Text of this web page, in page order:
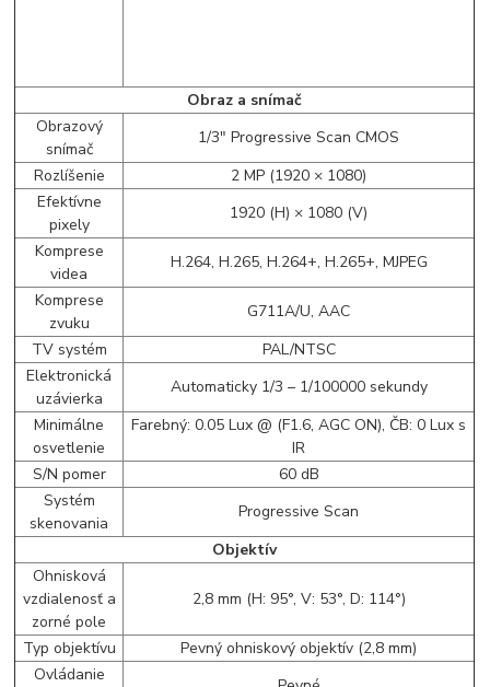
Obraz a snímač
Obrazový
snímač
1/3" Progressive Scan CMOS
Rozlíšenie
2 MP (1920 × 1080)
Efektívne
pixely
1920 (H) × 1080 (V)
Komprese
videa
H.264, H.265, H.264+, H.265+, MJPEG
Komprese
zvuku
G711A/U, AAC
TV systém
PAL/NTSC
Elektronická
uzávierka
Automaticky 1/3 – 1/100000 sekundy
Minimálne
osvetlenie
Farebný: 0.05 Lux @ (F1.6, AGC ON), ČB: 0 Lux s
IR
S/N pomer
60 dB
Systém
skenovania
Progressive Scan
Objektív
Ohnisková
vzdialenosť a
zorné pole
2,8 mm (H: 95°, V: 53°, D: 114°)
Typ objektívu
Pevný ohniskový objektív (2,8 mm)
Ovládanie